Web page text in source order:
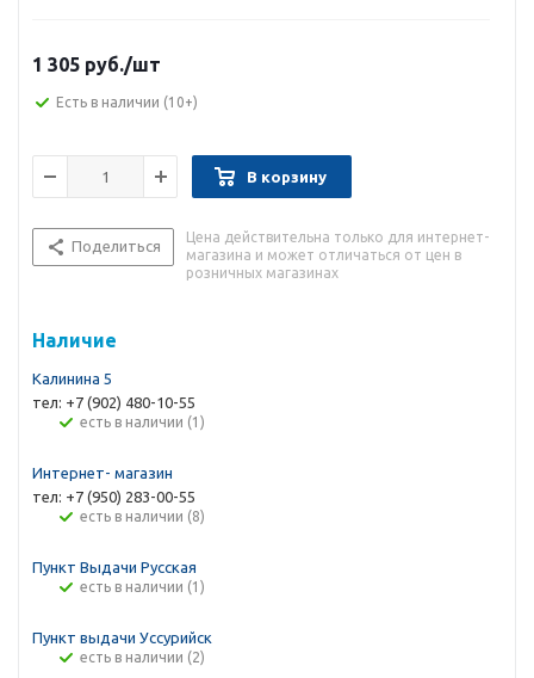
1 305 руб./шт
Есть в наличии (10+)
В корзину
Поделиться
Цена действительна только для интернет-
магазина и может отличаться от цен в
розничных магазинах
Наличие
Калинина 5
тел: +7 (902) 480-10-55
Есть в наличии (1)
Интернет- магазин
тел: +7 (950) 283-00-55
Есть в наличии (8)
Пункт Выдачи Русская
Есть в наличии (1)
Пункт выдачи Уссурийск
Есть в наличии (2)